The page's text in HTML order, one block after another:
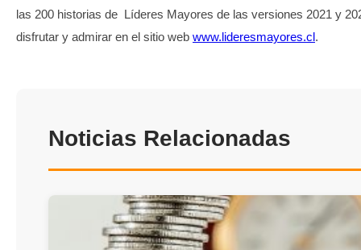
las 200 historias de Líderes Mayores de las versiones 2021 y
disfrutar y admirar en el sitio web www.lideresmayores.cl.
Noticias Relacionadas